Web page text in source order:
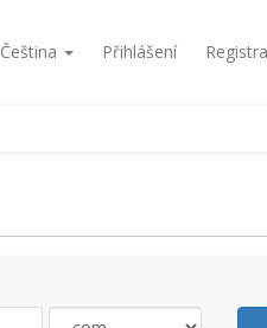
Čeština Přihlášení